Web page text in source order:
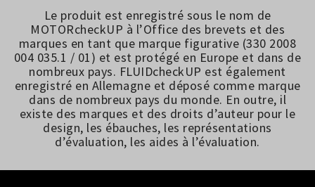
Le produit est enregistré sous le nom de
MOTORcheckUP à l’Office des brevets et des
marques en tant que marque figurative (330 2008
004 035.1 / 01) et est protégé en Europe et dans de
nombreux pays. FLUIDcheckUP est également
enregistré en Allemagne et déposé comme marque
dans de nombreux pays du monde. En outre, il
existe des marques et des droits d’auteur pour le
design, les ébauches, les représentations
d’évaluation, les aides à l’évaluation.